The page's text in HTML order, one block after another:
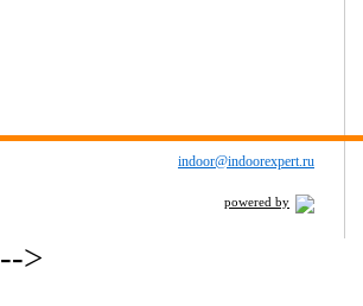
indoor@indoorexpert.ru
powered by
-->